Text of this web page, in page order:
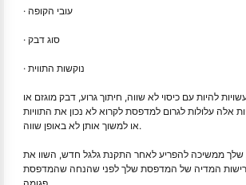
· עובי הקופה
· סוג דבק
· נוקשות התווית
להיות עם כיסוי לא שווה, חיתוך גרוע, דבק מוגזם או
אלה עלולות לגרום למדפסת לקרוא לא נכון את התוויות
או למשוך אותן לא באופן שווה.
ממשיכה להפריע לאחר התקנת גלגל חדש, השוו את
המדיה של המדפסת שלך לפני שהנחה שהמדפסת